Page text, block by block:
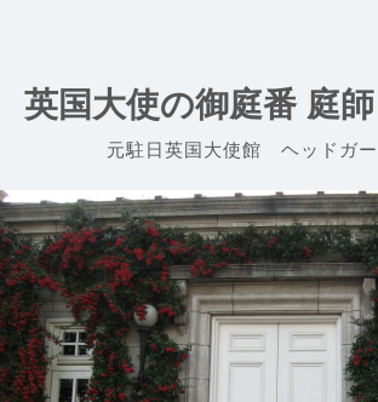
英国大使の御庭番 庭
元駐日英国大使館 ヘッドガ